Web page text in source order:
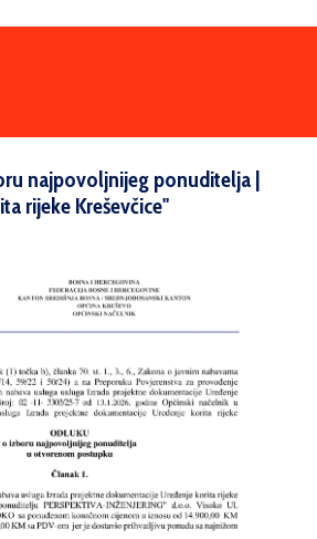
najpovoljnijeg ponuditelja |
rijeke Kreševčice''